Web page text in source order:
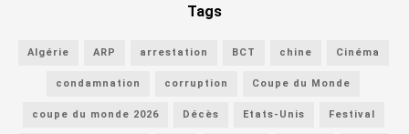
Tags
Algérie ARP arrestation BCT chine Cinéma
condamnation corruption Coupe du Monde
coupe du monde 2026 Décès Etats-Unis Festival